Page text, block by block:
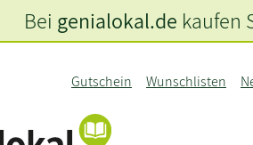
Gutschein Wunschlisten
Bei genialokal.de kaufen